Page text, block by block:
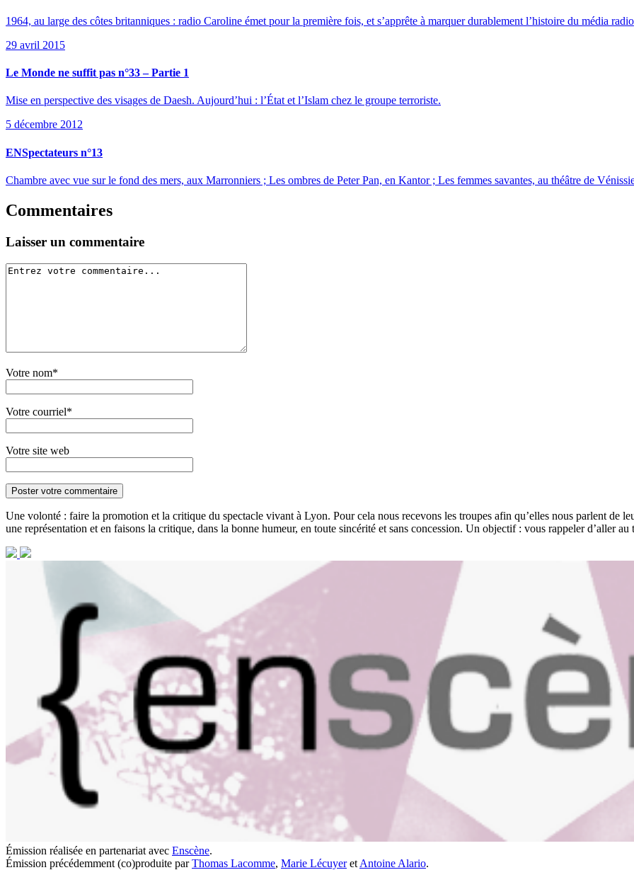
1964, au large des côtes britanniques : radio Caroline émet pour la première fois, et s’apprête à marquer durablement l’histoire du média
29 avril 2015
Le Monde ne suffit pas n°33 – Partie 1
Mise en perspective des visages de Daesh. Aujourd’hui : l’État et l’Islam chez le groupe terroriste.
5 décembre 2012
ENSpectateurs n°13
Chambre avec vue sur le fond des mers, aux Marronniers ; Les ombres de Peter Pan, en Kantor ; Les femmes savantes, au théâtre de
Commentaires
Laisser un commentaire
Votre nom*
Votre courriel*
Votre site web
Une volonté : faire la promotion et la critique du spectacle vivant à Lyon. Pour cela nous recevons les troupes afin qu’elles nous parlent de
une représentation et en faisons la critique, dans la bonne humeur, en toute sincérité et sans concession. Un objectif : vous rappeler d’aller
Émission réalisée en partenariat avec Enscène.
Émission précédemment (co)produite parThomas Lacomme, Marie Lécuyeret Antoine Alario.